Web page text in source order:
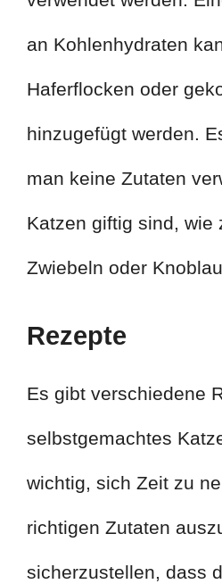
an Kohlenhydraten
Haferflocken oder
hinzugefügt werden.
man keine Zutaten
Katzen giftig sind, wie
Zwiebeln oder
Rezepte
Es gibt verschiedene
selbstgemachtes
wichtig, sich Zeit zu
richtigen Zutaten
sicherzustellen, dass